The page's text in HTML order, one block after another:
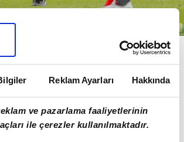
Reklam Ayarları Hakkında
ve pazarlama faaliyetlerinin
ile çerezler kullanılmaktadır.
karşılaşmalarda yedek kulübesinde
Beşiktaş'a geri önmeye sıcak bakan
beyazlı yöneticilerin önümüzdeki
'ye gidecek.